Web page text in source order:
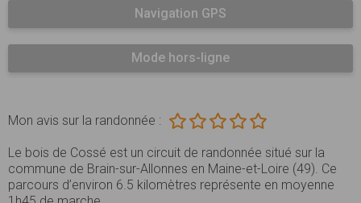
Navigation GPS
Mode hors-ligne
Mon avis sur la randonnée :
Le bois de Cossé est un circuit de randonnée situé sur la
commune de Brain-sur-Allonnes en Maine-et-Loire (49). Ce
parcours d’environ 6.5 kilomètres représente en moyenne